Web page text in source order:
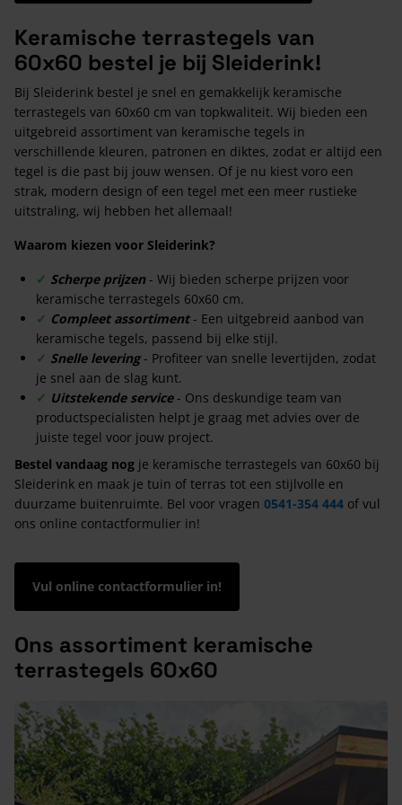
Keramische terrastegels van
60x60 bestel je bij Sleiderink!
Bij Sleiderink bestel je snel en gemakkelijk keramische
terrastegels van 60x60 cm van topkwaliteit. Wij bieden een
uitgebreid assortiment van keramische tegels in
verschillende kleuren, patronen en diktes, zodat er altijd een
tegel is die past bij jouw wensen. Of je nu kiest voro een
strak, modern design of een tegel met een meer rustieke
uitstraling, wij hebben het allemaal!
Waarom kiezen voor Sleiderink?
✓ Scherpe prijzen- Wij bieden scherpe prijzen voor
keramische terrastegels 60x60 cm.
✓ Compleet assortiment- Een uitgebreid aanbod van
keramische tegels, passend bij elke stijl.
✓ Snelle levering- Profiteer van snelle levertijden, zodat
je snel aan de slag kunt.
✓ Uitstekende service- Ons deskundige team van
productspecialisten helpt je graag met advies over de
juiste tegel voor jouw project.
Bestel vandaag nog je keramische terrastegels van 60x60 bij
Sleiderink en maak je tuin of terras tot een stijlvolle en
duurzame buitenruimte. Bel voor vragen 0541-354 444 of vul
ons online contactformulier in!
Vul online contactformulier in!
Ons assortiment keramische
terrastegels 60x60